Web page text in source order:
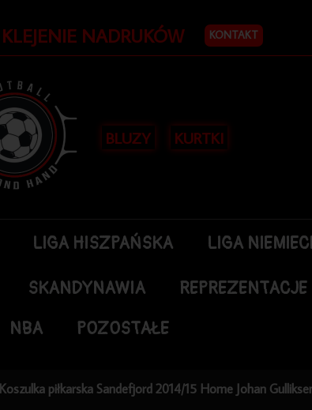
KLEJENIE NADRUKÓW KONTAKT
BLUZY KURTKI
LIGA HISZPAŃSKA LIGA
SKANDYNAWIA REPREZENTACJE
NBA POZOSTAŁE
piłkarska Sandefjord 2014/15 Home Johan